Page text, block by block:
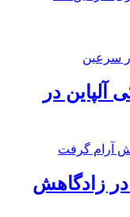
آلپاین در
زادگاهش